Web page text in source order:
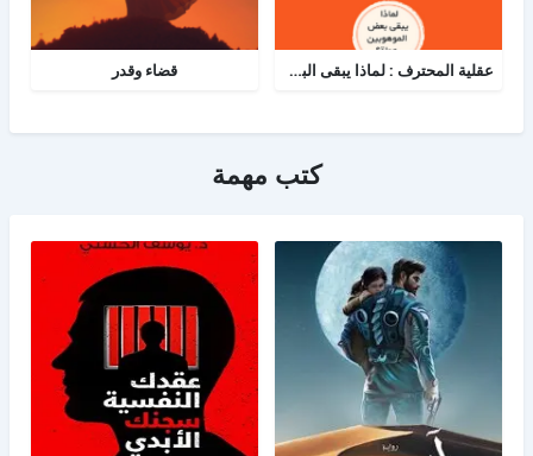
عقلية المحترف : لماذا يبقى البعض هواة رغم الموهبة؟ قضاء وقدر
كتب مهمة